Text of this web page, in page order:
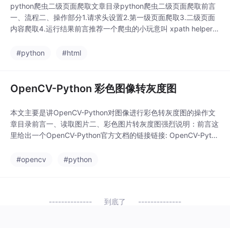
python爬虫二级页面爬取文章目录python爬虫二级页面爬取前言
一、流程二、操作部分1.请求头设置2.第一级页面爬取3.二级页面
内容爬取4.运行结果前言推荐一个爬虫的小玩意叫 xpath helper是
了，百度总会找到的效果：python爬虫爬取二级子页面，是在第
#python #html
OpenCV-Python 彩色图像转灰度图
本文主要是讲OpenCV-Python对图像进行彩色转灰度图的操作文
章目录前言一、读取图片二、彩色图片转灰度图强烈说明：前言这
里给出一个OpenCV-Python官方文档的链接链接: OpenCV-Pytho
像应位于工作目录中，或者应提供完整的映像路径。第二个参数是
#opencv #python
到底了